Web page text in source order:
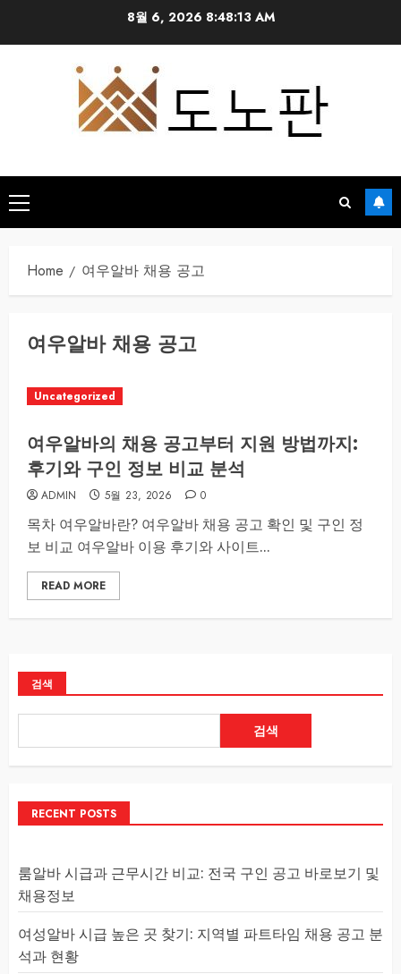
8월 6, 2026 8:48:13 AM
Primary
Menu
Home 여우알바 채용 공고
여우알바 채용 공고
Uncategorized
여우알바의 채용 공고부터 지원 방법까지:
후기와 구인 정보 비교 분석
ADMIN 5월 23, 2026 0
목차 여우알바란? 여우알바 채용 공고 확인 및 구인 정
보 비교 여우알바 이용 후기와 사이트...
READ MORE
검색
검색
RECENT POSTS
룸알바 시급과 근무시간 비교: 전국 구인 공고 바로보기 및
채용정보
여성알바 시급 높은 곳 찾기: 지역별 파트타임 채용 공고 분
석과 현황